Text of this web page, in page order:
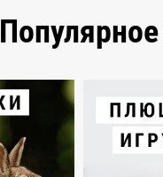
Популярное